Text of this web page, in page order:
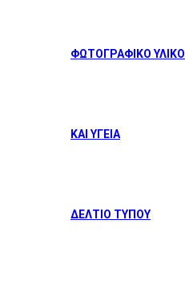
ΦΩΤΟΓΡΑΦΙΚΟ ΥΛΙΚΟ
ΚΑΙ ΥΓΕΙΑ
ΔΕΛΤΙΟ ΤΥΠΟΥ